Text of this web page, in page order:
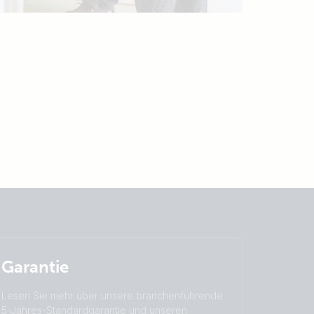
Garantie
Lesen Sie mehr über unsere branchenführende
5-Jahres-Standardgarantie und unseren